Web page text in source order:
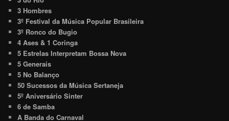
3 Hombres
3º Festival da Música Popular Brasileira
3º Ronco do Bugio
4 Ases & 1 Coringa
5 Estrelas Interpretam Bossa Nova
5 Generais
5 No Balanço
50 Sucessos da Música Sertaneja
5º Aniversário Sinter
6 de Samba
A Banda do Carnaval